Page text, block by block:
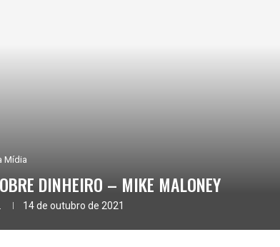
Mídia
DINHEIRO – MIKE MALONEY
14 de outubro de 2021